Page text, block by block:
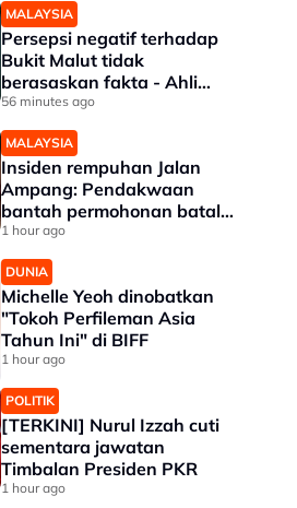
MALAYSIA
Persepsi negatif terhadap
Bukit Malut tidak
berasaskan fakta - Ahli
Akademik
56 minutes ago
MALAYSIA
Insiden rempuhan Jalan
Ampang: Pendakwaan
bantah permohonan batal
pertuduhan bunuh
1 hour ago
DUNIA
Michelle Yeoh dinobatkan
"Tokoh Perfileman Asia
Tahun Ini" di BIFF
1 hour ago
POLITIK
[TERKINI] Nurul Izzah cuti
sementara jawatan
Timbalan Presiden PKR
1 hour ago